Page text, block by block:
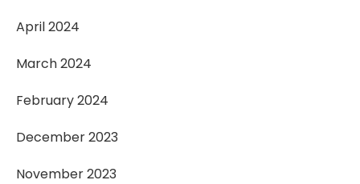
April 2024
March 2024
February 2024
December 2023
November 2023